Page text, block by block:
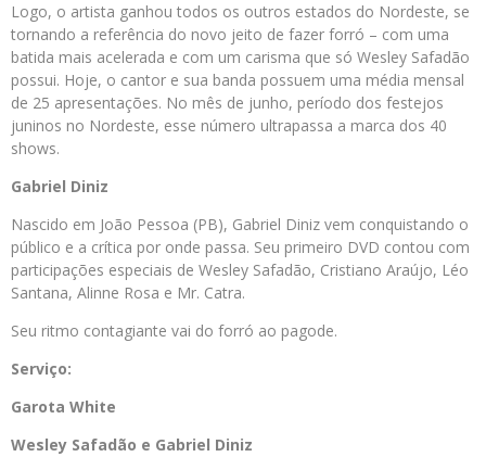
Logo, o artista ganhou todos os outros estados do Nordeste, se
tornando a referência do novo jeito de fazer forró – com uma
batida mais acelerada e com um carisma que só Wesley Safadão
possui. Hoje, o cantor e sua banda possuem uma média mensal
de 25 apresentações. No mês de junho, período dos festejos
juninos no Nordeste, esse número ultrapassa a marca dos 40
shows.
Gabriel Diniz
Nascido em João Pessoa (PB), Gabriel Diniz vem conquistando o
público e a crítica por onde passa. Seu primeiro DVD contou com
participações especiais de Wesley Safadão, Cristiano Araújo, Léo
Santana, Alinne Rosa e Mr. Catra.
Seu ritmo contagiante vai do forró ao pagode.
Serviço:
Garota White
Wesley Safadão e Gabriel Diniz